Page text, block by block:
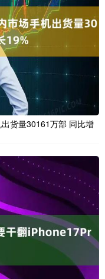
货量30161万部 同比增